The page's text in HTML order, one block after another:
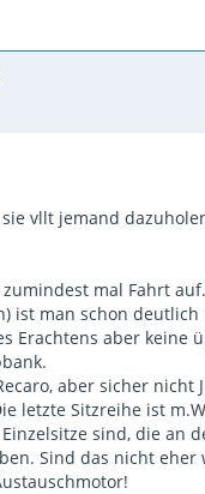
vllt jemand
mal Fahrt auf.
ist man schon
Erachtens aber keine
aber sicher nicht
letzte Sitzreihe ist
sind, die an
Sind das nicht eher